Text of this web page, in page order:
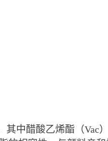
其中醋酸乙烯酯（Vac